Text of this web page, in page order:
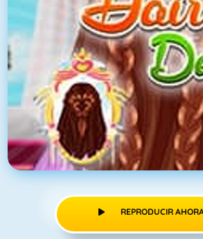
REPRODUCIR